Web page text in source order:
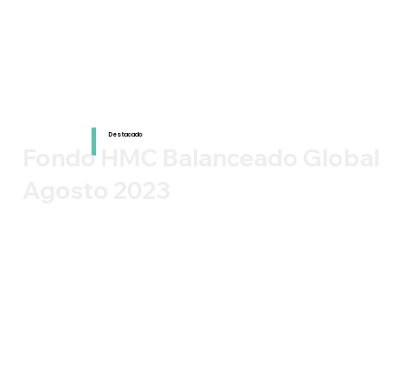
Destacado
Fondo HMC Balanceado Global